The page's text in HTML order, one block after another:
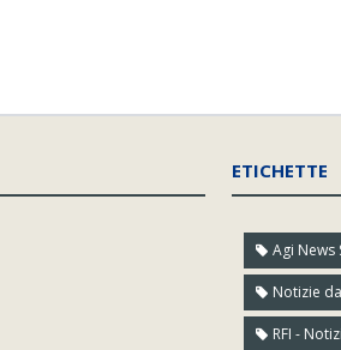
ETICHETTE
Agi News
Notizie
RFI -